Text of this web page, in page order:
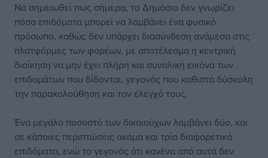
Να σημειωθεί πως σήμερα, το Δημόσιο δεν γνωρίζει
πόσα επιδόματα μπορεί να λαμβάνει ένα φυσικό
πρόσωπο, καθώς δεν υπάρχει διασύνδεση ανάμεσα στις
πλατφόρμες των φορέων, με αποτέλεσμα η κεντρική
διοίκηση να μην έχει πλήρη και συνολική εικόνα των
επιδομάτων που δίδονται, γεγονός που καθιστά δύσκολη
την παρακολούθηση και τον έλεγχό τους.
Ένα μεγάλο ποσοστό των δικαιούχων λαμβάνει δύο, και
σε κάποιες περιπτώσεις ακόμα και τρία διαφορετικά
επιδόματα, ενώ το γεγονός ότι κανένα από αυτά δεν